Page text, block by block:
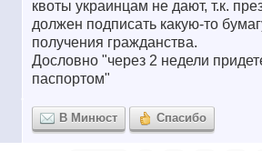
квоты украинцам не дают, т.к.
должен подписать какую-то
получения гражданства.
Дословно "через 2 недели
паспортом"
В Минюст Спасибо